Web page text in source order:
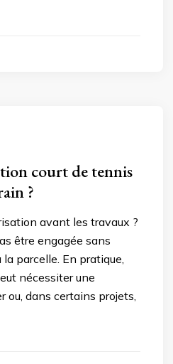
court de tennis
?
avant les travaux ?
être engagée sans
parcelle. En pratique,
nécessiter une
ou, dans certains projets,